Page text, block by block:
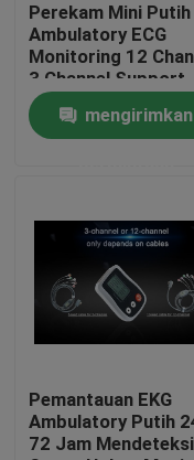
Tur Pabrik
Kontrol kualitas
Permintaan
Company News
Mesin EKG
Perekam Mini Putih
Ambulatory ECG
Monitoring 12
3 Channel Support
mengirimkan
Pemantauan EKG
Ambulatory Putih
72 Jam Mendeteksi